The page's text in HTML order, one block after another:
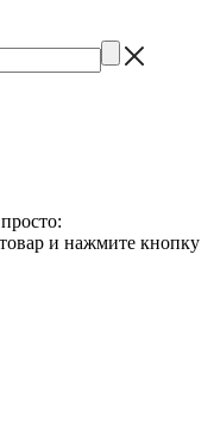
и нажмите кнопку